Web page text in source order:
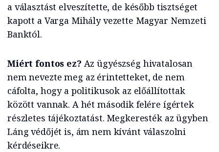
a választást elveszítette, de később tisztséget
kapott a Varga Mihály vezette Magyar Nemzeti
Banktól.
Miért fontos ez? Az ügyészség hivatalosan
nem nevezte meg az érintetteket, de nem
cáfolta, hogy a politikusok az előállítottak
között vannak. A hét második felére ígértek
részletes tájékoztatást. Megkeresték az ügyben
Láng védőjét is, ám nem kívánt válaszolni
kérdéseikre.